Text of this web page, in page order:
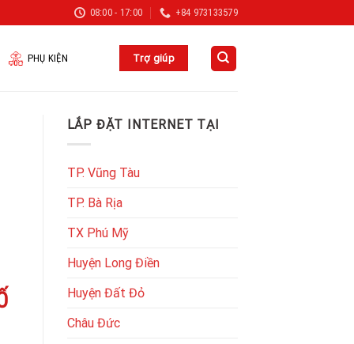
08:00 - 17:00 +84 973133579
PHỤ KIỆN Trợ giúp
LẮP ĐẶT INTERNET TẠI
TP. Vũng Tàu
TP. Bà Rịa
TX Phú Mỹ
Huyện Long Điền
Huyện Đất Đỏ
Châu Đức